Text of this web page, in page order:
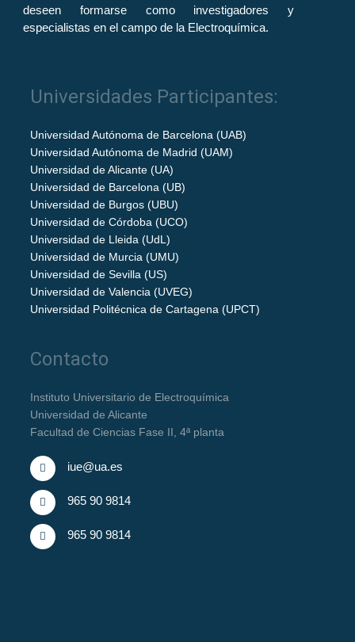
deseen formarse como investigadores y
especialistas en el campo de la Electroquímica.
Universidades Participantes:
Universidad Autónoma de Barcelona (UAB)
Universidad Autónoma de Madrid (UAM)
Universidad de Alicante (UA)
Universidad de Barcelona (UB)
Universidad de Burgos (UBU)
Universidad de Córdoba (UCO)
Universidad de Lleida (UdL)
Universidad de Murcia (UMU)
Universidad de Sevilla (US)
Universidad de Valencia (UVEG)
Universidad Politécnica de Cartagena (UPCT)
Contacto
Instituto Universitario de Electroquímica
Universidad de Alicante
Facultad de Ciencias Fase II, 4ª planta
iue@ua.es
965 90 9814
965 90 9814